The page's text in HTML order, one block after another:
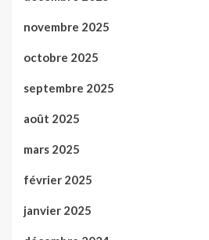
novembre 2025
octobre 2025
septembre 2025
août 2025
mars 2025
février 2025
janvier 2025